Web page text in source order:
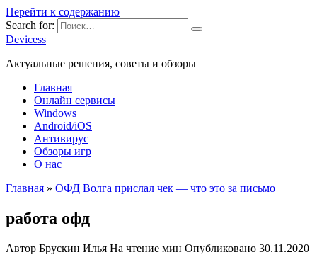
Перейти к содержанию
Search for:
Devicess
Актуальные решения, советы и обзоры
Главная
Онлайн сервисы
Windows
Android/iOS
Антивирус
Обзоры игр
О нас
Главная » ОФД Волга прислал чек — что это за письмо
работа офд
Автор Брускин Илья На чтение мин Опубликовано 30.11.2020